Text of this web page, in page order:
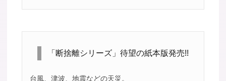
「断捨離シリーズ」待望の紙本版発売!!
台風、津波、地震などの天災。